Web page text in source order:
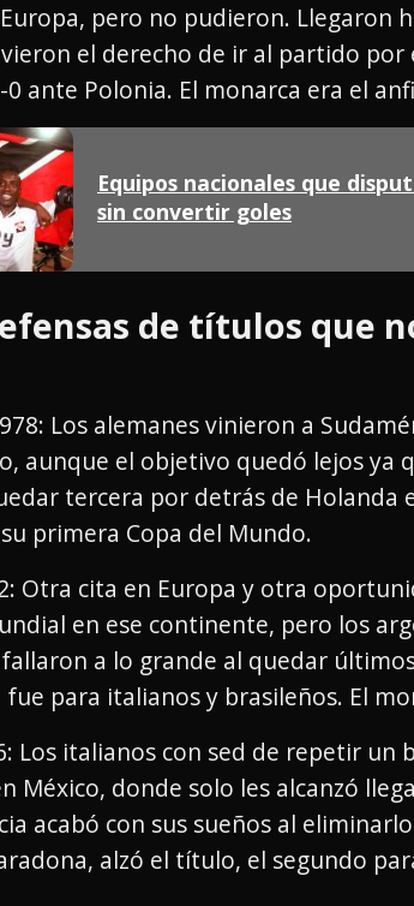
pero no pudieron. Llegaron
el derecho de ir al partido por
ante Polonia. El monarca era el
Equipos nacionales que
sin convertir goles
de títulos que
Los alemanes vinieron a
aunque el objetivo quedó lejos ya
tercera por detrás de Holanda
primera Copa del Mundo.
Otra cita en Europa y otra
en ese continente, pero los
a lo grande al quedar
fue para italianos y brasileños. El
Los italianos con sed de repetir un
México, donde solo les alcanzó
acabó con sus sueños al
alzó el título, el segundo